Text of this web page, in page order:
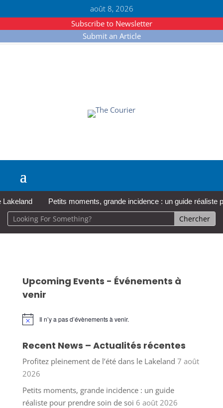
août 8, 2026
Subscribe to Newsletter
Submit an Article
Petits moments, grande incidence : un guide réaliste
Upcoming Events - Événements à
venir
Notice Il n’y a pas d’évènements à venir.
Recent News – Actualités récentes
Profitez pleinement de l’été dans le Lakeland 7 août
2026
Petits moments, grande incidence : un guide
réaliste pour prendre soin de soi 6 août 2026